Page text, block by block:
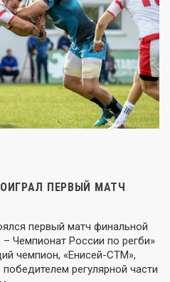
ПЕРВЫЙ МАТЧ
первый матч финальной
– Чемпионат России по регби»
чемпион, «Енисей-СТМ»,
регулярной части